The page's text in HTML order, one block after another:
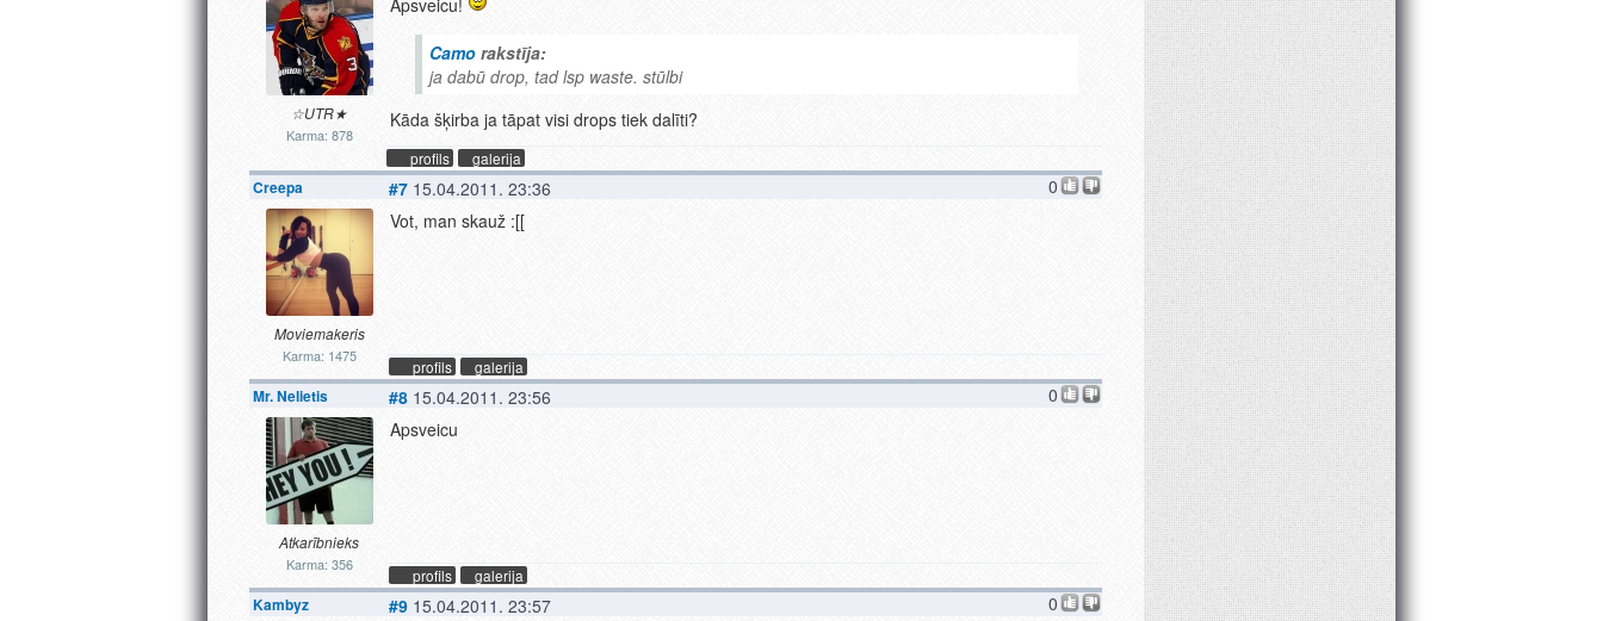
☆UTR★
Karma: 878
Camo rakstīja:
ja dabū drop, tad lsp waste. stūlbi
Kāda šķirba ja tāpat visi drops tiek dalīti?
profils galerija
Creepa
Moviemakeris
Karma: 1475
0
#7 15.04.2011. 23:36
Vot, man skauž :[[
profils galerija
Mr. Nelietis
Atkarībnieks
Karma: 356
0
#8 15.04.2011. 23:56
Apsveicu
profils galerija
Kambyz 0
#9 15.04.2011. 23:57